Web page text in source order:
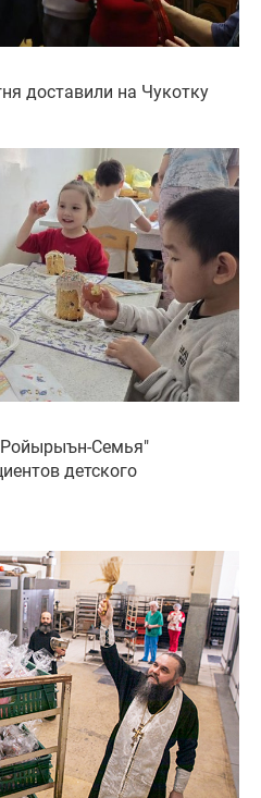
доставили на Чукотку
Семья"
детского